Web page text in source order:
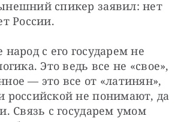
спикер заявил: нет
России.
с его государем не
Это ведь все не «свое»,
— это все от «латинян»,
российской не понимают, да
Связь с государем умом